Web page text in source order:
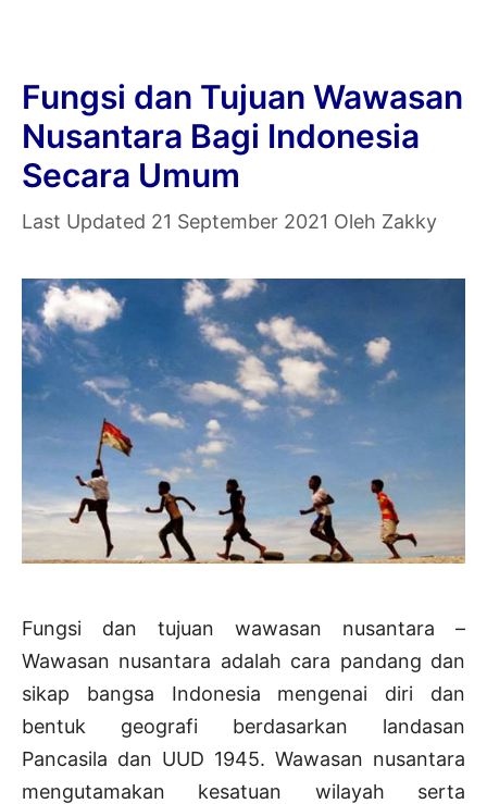
Ahli
&
Secara
Fungsi dan Tujuan Wawasan
Nusantara Bagi Indonesia
Secara Umum
21 September 2021 Oleh Zakky
Fungsi dan tujuan wawasan nusantara –
Wawasan nusantara adalah cara pandang dan
sikap bangsa Indonesia mengenai diri dan
bentuk geografi berdasarkan landasan
Pancasila dan UUD 1945. Wawasan nusantara
mengutamakan kesatuan wilayah serta